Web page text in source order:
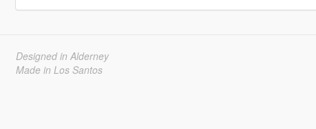
Designed in Alderney
Made in Los Santos